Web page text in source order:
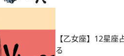
【乙女座】12星
る